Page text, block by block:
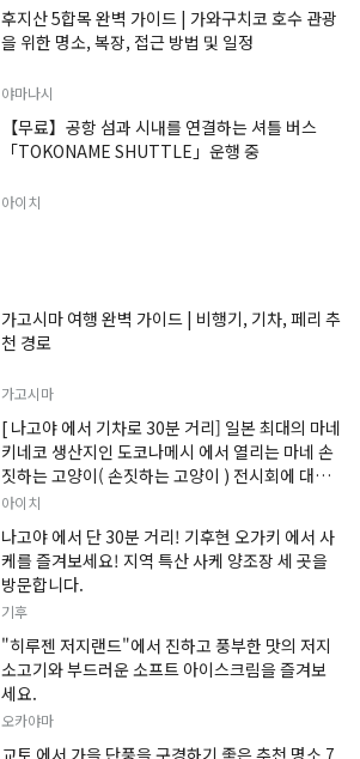
후지산 5합목 완벽 가이드 | 가와구치코 호수 관광
을 위한 명소, 복장, 접근 방법 및 일정
야마나시
【무료】공항 섬과 시내를 연결하는 셔틀 버스
「TOKONAME SHUTTLE」운행 중
아이치
가고시마 여행 완벽 가이드 | 비행기, 기차, 페리 추
천 경로
가고시마
[ 나고야 에서 기차로 30분 거리] 일본 최대의 마네
키네코 생산지인 도코나메시 에서 열리는 마네 손
짓하는 고양이( 손짓하는 고양이 ) 전시회에 대한
정보입니다.
아이치
나고야 에서 단 30분 거리! 기후현 오가키 에서 사
케를 즐겨보세요! 지역 특산 사케 양조장 세 곳을
방문합니다.
기후
"히루젠 저지랜드"에서 진하고 풍부한 맛의 저지
소고기와 부드러운 소프트 아이스크림을 즐겨보
세요.
오카야마